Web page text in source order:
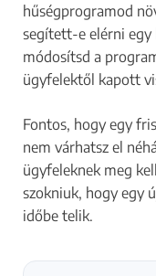
hűségprogramod
segített-e elérni egy
módosítsd a
ügyfelektől kapott
Fontos, hogy egy
nem várhatsz el
ügyfeleknek meg
szokniuk, hogy egy
időbe telik.